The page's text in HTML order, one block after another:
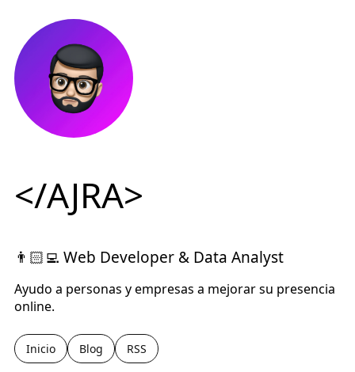
</AJRA>
👨🏻‍💻 Web Developer & Data Analyst
Ayudo a personas y empresas a mejorar su presencia
online.
Inicio Blog RSS